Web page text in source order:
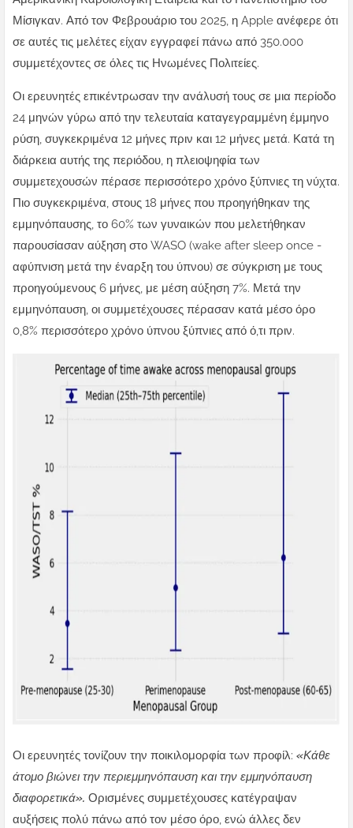
Μίσιγκαν. Από τον Φεβρουάριο του 2025, η Apple ανέφερε ότι
σε αυτές τις μελέτες είχαν εγγραφεί πάνω από 350.000
συμμετέχοντες σε όλες τις Ηνωμένες Πολιτείες.
Οι ερευνητές επικέντρωσαν την ανάλυσή τους σε μια περίοδο
24 μηνών γύρω από την τελευταία καταγεγραμμένη έμμηνο
ρύση, συγκεκριμένα 12 μήνες πριν και 12 μήνες μετά. Κατά τη
διάρκεια αυτής της περιόδου, η πλειοψηφία των
συμμετεχουσών πέρασε περισσότερο χρόνο ξύπνιες τη νύχτα.
Πιο συγκεκριμένα, στους 18 μήνες που προηγήθηκαν της
εμμηνόπαυσης, το 60% των γυναικών που μελετήθηκαν
παρουσίασαν αύξηση στο WASO (wake after sleep once -
αφύπνιση μετά την έναρξη του ύπνου) σε σύγκριση με τους
προηγούμενους 6 μήνες, με μέση αύξηση 7%. Μετά την
εμμηνόπαυση, οι συμμετέχουσες πέρασαν κατά μέσο όρο
0,8% περισσότερο χρόνο ύπνου ξύπνιες από ό,τι πριν.
Οι ερευνητές τονίζουν την ποικιλομορφία των προφίλ: «Κάθε
άτομο βιώνει την περιεμμηνόπαυση και την εμμηνόπαυση
διαφορετικά». Ορισμένες συμμετέχουσες κατέγραψαν
αυξήσεις πολύ πάνω από τον μέσο όρο, ενώ άλλες δεν